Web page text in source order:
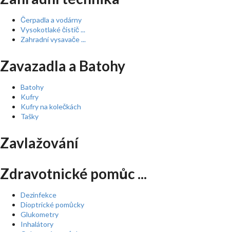
Čerpadla a vodárny
Vysokotlaké čistič ...
Zahradní vysavače ...
Zavazadla a Batohy
Batohy
Kufry
Kufry na kolečkách
Tašky
Zavlažování
Zdravotnické pomůc ...
Dezinfekce
Dioptrické pomůcky
Glukometry
Inhalátory